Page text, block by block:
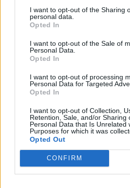
I want to opt-out of the Sharing
personal data.
Opted In
I want to opt-out of the Sale of
Personal Data.
Opted In
I want to opt-out of processing
Personal Data for Targeted
Opted In
I want to opt-out of Collection,
Retention, Sale, and/or Sharing
Personal Data that Is Unrelated
Purposes for which it was
Opted Out
CONFIRM
szükséges lépéseket a
oktatáspolitikai jogkörök
KEDVES OLVASÓNK!
A keresett cikk a portfolio.hu
tartozik, melynek olvasása
Az előfizetés a következőket
Portfolio.hu teljes
Kötéslisták: BÉT elmúlt 2 év
kötéslistái